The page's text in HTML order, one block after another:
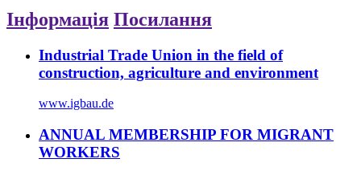
Інформація Посилання
Industrial Trade Union in the field of
construction, agriculture and environment
www.igbau.de
ANNUAL MEMBERSHIP FOR MIGRANT
WORKERS